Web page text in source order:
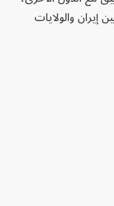
إيران والولايات